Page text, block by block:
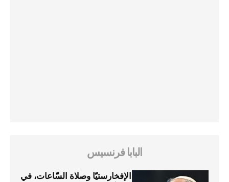
البابا فرنسيس
الإفخارستيّا وصلاة السّاعات، في